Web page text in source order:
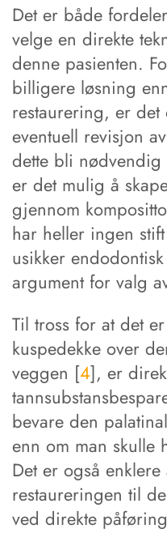
Det er både
velge en direkte
denne pasienten.
billigere løsning
restaurering, er
eventuell revisjon
dette bli nødvendig
er det mulig å
gjennom
har heller ingen
usikker
argument for valg
Til tross for at det
kuspedekke over
veggen [4], er
bevare den
enn om man skulle
Det er også enklere
restaureringen til
ved direkte